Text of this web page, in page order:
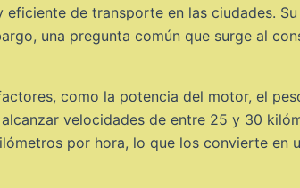
de transporte en las ciudades.
una pregunta común que surge al
como la potencia del motor, el
velocidades de entre 25 y 30
por hora, lo que los convierte en